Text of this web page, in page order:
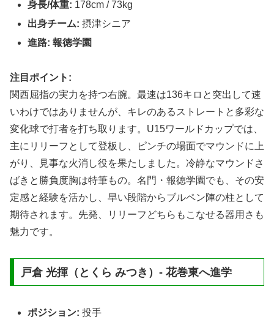
身長/体重: 178cm / 73kg
出身チーム: 摂津シニア
進路: 報徳学園
注目ポイント:
関西屈指の実力を持つ右腕。最速は136キロと突出して速
いわけではありませんが、キレのあるストレートと多彩な
変化球で打者を打ち取ります。U15ワールドカップでは、
主にリリーフとして登板し、ピンチの場面でマウンドに上
がり、見事な火消し役を果たしました。冷静なマウンドさ
ばきと勝負度胸は特筆もの。名門・報徳学園でも、その安
定感と経験を活かし、早い段階からブルペン陣の柱として
期待されます。先発、リリーフどちらもこなせる器用さも
魅力です。
戸倉 光揮（とくら みつき）- 花巻東へ進学
ポジション: 投手